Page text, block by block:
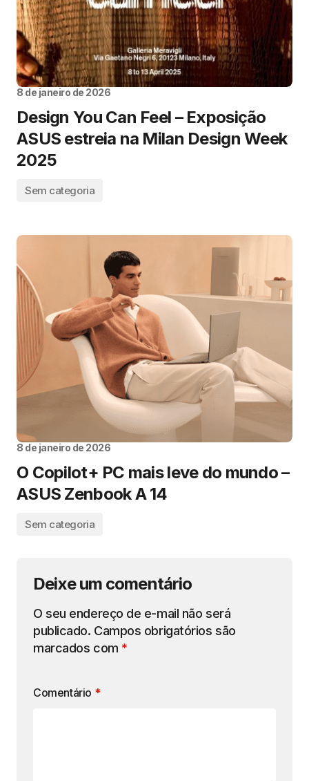
8 de janeiro de 2026
Design You Can Feel – Exposição
ASUS estreia na Milan Design Week
2025
Sem categoria
8 de janeiro de 2026
O Copilot+ PC mais leve do mundo –
ASUS Zenbook A 14
Sem categoria
Deixe um comentário
O seu endereço de e-mail não será
publicado. Campos obrigatórios são
marcados com *
Comentário *